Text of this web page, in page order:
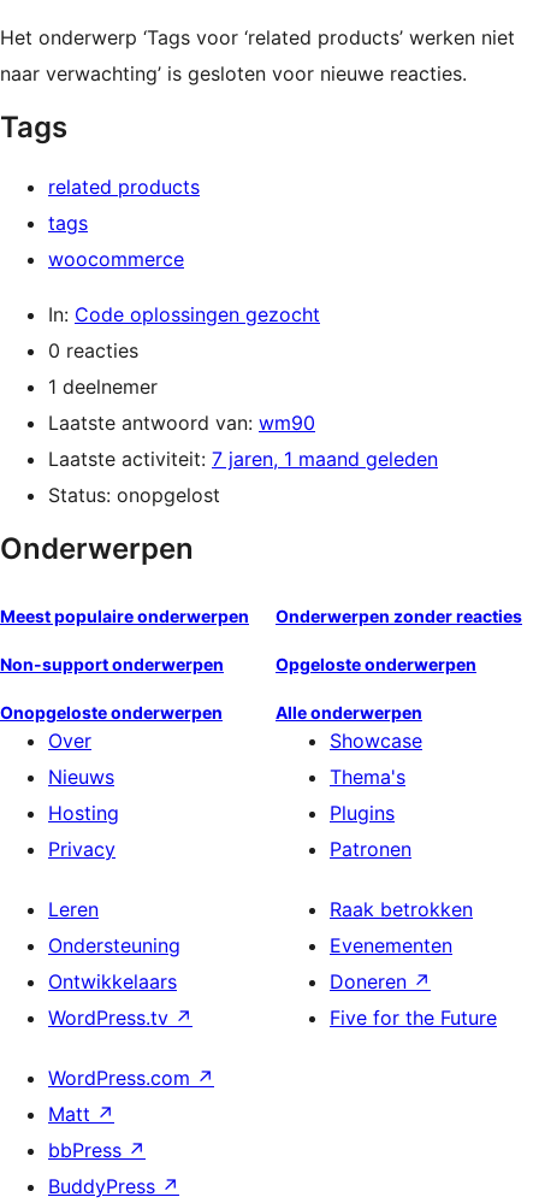
Het onderwerp ‘Tags voor ‘related products’ werken niet
naar verwachting’ is gesloten voor nieuwe reacties.
Tags
related products
tags
woocommerce
In: Code oplossingen gezocht
0 reacties
1 deelnemer
Laatste antwoord van: wm90
Laatste activiteit: 7 jaren, 1 maand geleden
Status: onopgelost
Onderwerpen
Meest populaire onderwerpen Onderwerpen zonder reacties
Non-support onderwerpen Opgeloste onderwerpen
Onopgeloste onderwerpen Alle onderwerpen
Over
Nieuws
Hosting
Privacy
Showcase
Thema's
Plugins
Patronen
Leren
Ondersteuning
Ontwikkelaars
WordPress.tv ↗
Raak betrokken
Evenementen
Doneren ↗
Five for the Future
WordPress.com ↗
Matt ↗
bbPress ↗
BuddyPress ↗